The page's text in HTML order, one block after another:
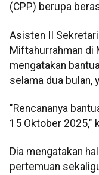
(CPP) berupa
Asisten II
Miftahurrahman di
mengatakan
selama dua bulan,
"Rencananya
15 Oktober 2025,"
Dia mengatakan
pertemuan